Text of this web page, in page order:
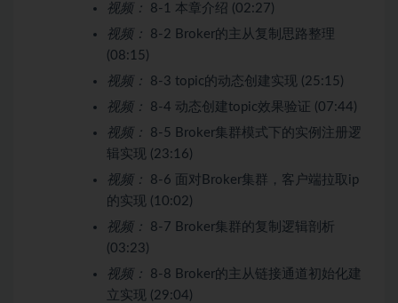
视频：
8-1 本章介绍 (02:27)
视频：
8-2 Broker的主从复制思路整理
(08:15)
视频：
8-3 topic的动态创建实现 (25:15)
视频：
8-4 动态创建topic效果验证 (07:44)
视频：
8-5 Broker集群模式下的实例注册逻
辑实现 (23:16)
视频：
8-6 面对Broker集群，客户端拉取ip
的实现 (10:02)
视频：
8-7 Broker集群的复制逻辑剖析
(03:23)
视频：
8-8 Broker的主从链接通道初始化建
立实现 (29:04)